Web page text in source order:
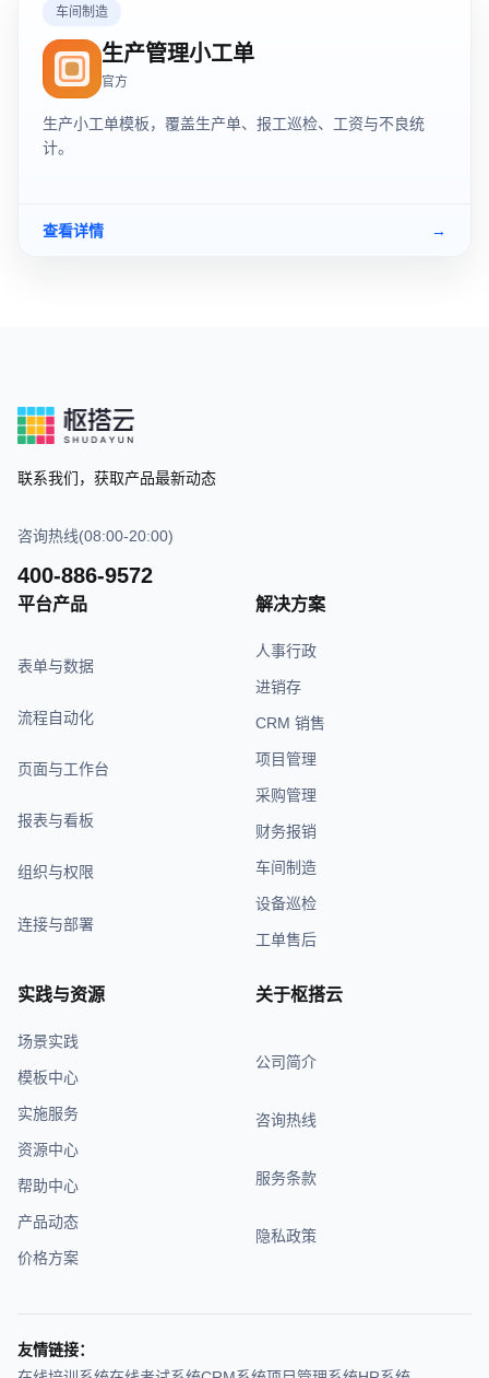
车间制造
生产管理小工单
官方
生产小工单模板，覆盖生产单、报工巡检、工资与不良统
计。
查看详情 →
联系我们，获取产品最新动态
咨询热线(08:00-20:00)
400-886-9572
平台产品
表单与数据
流程自动化
页面与工作台
报表与看板
组织与权限
连接与部署
解决方案
人事行政
进销存
CRM 销售
项目管理
采购管理
财务报销
车间制造
设备巡检
工单售后
实践与资源
场景实践
模板中心
实施服务
资源中心
帮助中心
产品动态
价格方案
关于枢搭云
公司简介
咨询热线
服务条款
隐私政策
友情链接：